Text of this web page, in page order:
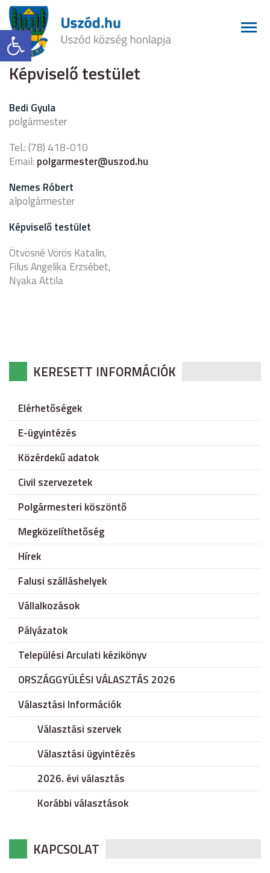
Eszköztár megnyitása
Képviselő testület
Bedi Gyula
polgármester
Tel.: (78) 418-010
Email: polgarmester@uszod.hu
Nemes Róbert
alpolgármester
Képviselő testület
Ötvösné Vörös Katalin,
Filus Angelika Erzsébet,
Nyaka Attila
KERESETT INFORMÁCIÓK
Elérhetőségek
E-ügyintézés
Közérdekű adatok
Civil szervezetek
Polgármesteri köszöntő
Megközelíthetőség
Hírek
Falusi szálláshelyek
Vállalkozások
Pályázatok
Települési Arculati kézikönyv
ORSZÁGGYÜLÉSI VÁLASZTÁS 2026
Választási Információk
Választási szervek
Választási ügyintézés
2026. évi választás
Korábbi választások
KAPCSOLAT